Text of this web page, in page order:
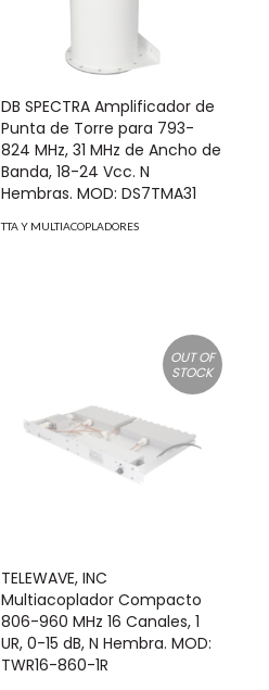
DB SPECTRA Amplificador de
Punta de Torre para 793-
824 MHz, 31 MHz de Ancho de
Banda, 18-24 Vcc. N
Hembras. MOD: DS7TMA31
TTA Y MULTIACOPLADORES
OUT OF
STOCK
TELEWAVE, INC
Multiacoplador Compacto
806-960 MHz 16 Canales, 1
UR, 0-15 dB, N Hembra. MOD:
TWR16-860-1R